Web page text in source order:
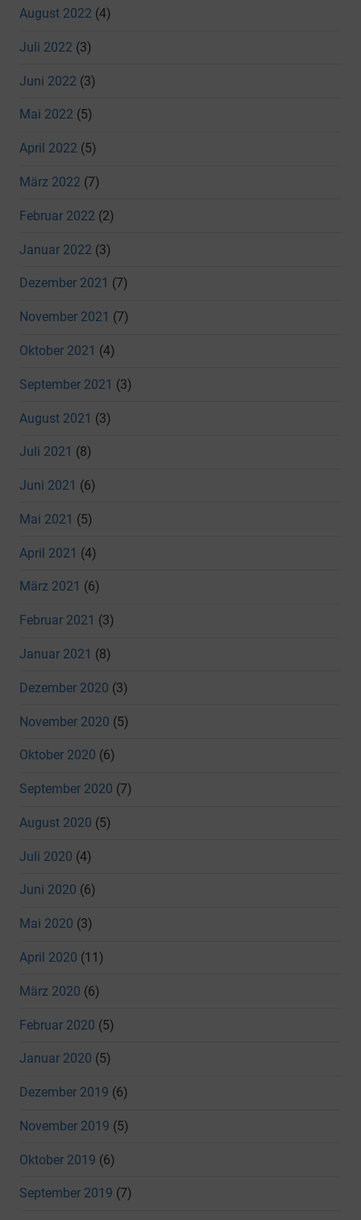
August 2022 (4)
Juli 2022 (3)
Juni 2022 (3)
Mai 2022 (5)
April 2022 (5)
März 2022 (7)
Februar 2022 (2)
Januar 2022 (3)
Dezember 2021 (7)
November 2021 (7)
Oktober 2021 (4)
September 2021 (3)
August 2021 (3)
Juli 2021 (8)
Juni 2021 (6)
Mai 2021 (5)
April 2021 (4)
März 2021 (6)
Februar 2021 (3)
Januar 2021 (8)
Dezember 2020 (3)
November 2020 (5)
Oktober 2020 (6)
September 2020 (7)
August 2020 (5)
Juli 2020 (4)
Juni 2020 (6)
Mai 2020 (3)
April 2020 (11)
März 2020 (6)
Februar 2020 (5)
Januar 2020 (5)
Dezember 2019 (6)
November 2019 (5)
Oktober 2019 (6)
September 2019 (7)